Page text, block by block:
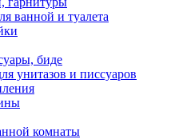
ванной и туалета
биде
унитазов и писсуаров
комнаты